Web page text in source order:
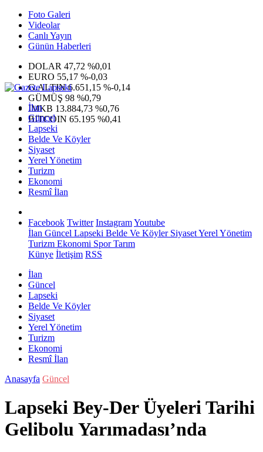
Foto Galeri
Videolar
Canlı Yayın
Günün Haberleri
DOLAR 47,72 %0,01
EURO 55,17 %-0,03
G.ALTIN6.651,15 %-0,14
GÜMÜŞ 98 %0,79
IMKB 13.884,73 %0,76
BITCOIN 65.195 %0,41
İlan
Güncel
Lapseki
Belde Ve Köyler
Siyaset
Yerel Yönetim
Turizm
Ekonomi
Resmî İlan
Facebook Twitter InstagramYoutube
İlan Güncel Lapseki Belde Ve KöylerSiyasetYerel Yönetim
Turizm Ekonomi SporTarım
Künye İletişim RSS
İlan
Güncel
Lapseki
Belde Ve Köyler
Siyaset
Yerel Yönetim
Turizm
Ekonomi
Resmî İlan
Anasayfa Güncel
Lapseki Bey-Der Üyeleri Tarihi
Gelibolu Yarımadası’nda